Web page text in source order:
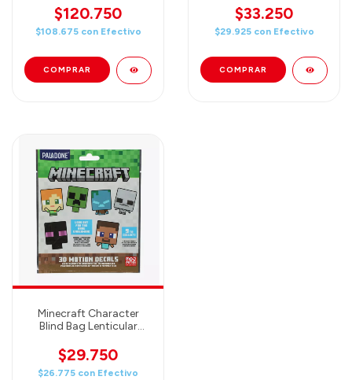
Box LABUBU ORIGINAL
$120.750
$108.675 con Efectivo
Pack - 1 Random
$33.250
$29.925 con Efectivo
Minecraft Character
Blind Bag Lenticular
$29.750
$26.775 con Efectivo